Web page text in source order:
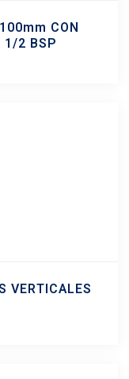
CON
1/2 BSP
VERTICALES